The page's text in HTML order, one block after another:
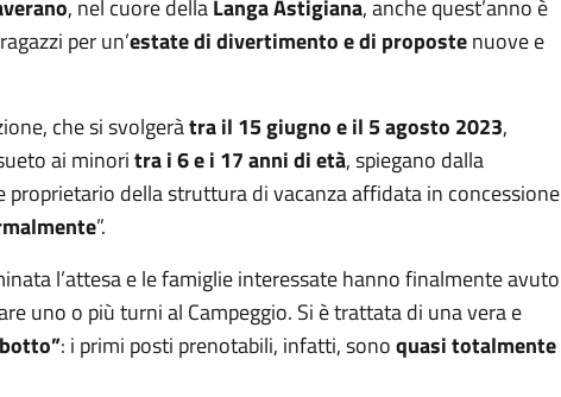
, nel cuore dellaLanga Astigiana, anche quest’anno è
per un’estate di divertimento e di propostenuove e
che si svolgeràtra il 15 giugno e il 5 agosto 2023,
ai minoritra i 6 e i 17 anni di età, spiegano dalla
proprietario della struttura di vacanza affidata in concessione
”.
l’attesa e le famiglie interessate hanno finalmente avuto
uno o più turni al Campeggio. Si è trattata di una vera e
: i primi posti prenotabili, infatti, sonoquasi totalmente